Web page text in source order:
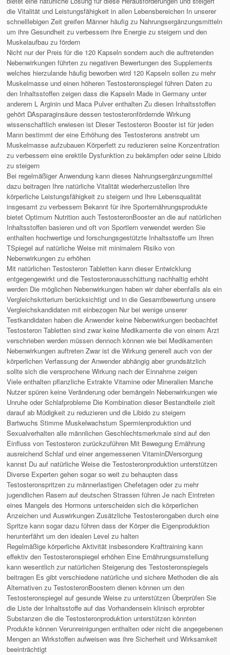
die Vitalität und Leistungsfähigkeit in allen Lebensbereichen In unserer
schnelllebigen Zeit greifen Männer häufig zu Nahrungsergänzungsmitteln
um ihre Gesundheit zu verbessern ihre Energie zu steigern und den
Muskelaufbau zu fördern
Nicht nur der Preis für die 120 Kapseln sondern auch die auftretenden
Nebenwirkungen führten zu negativen Bewertungen des Supplements
welches hierzulande häufig beworben wird 120 Kapseln sollen zu mehr
Muskelmasse und einen höheren Testosteronspiegel führen Daten zu
den Inhaltsstoffen zeigen dass die Kapseln Made in Germany unter
anderem L Arginin und Maca Pulver enthalten Zu diesen Inhaltsstoffen
gehört DAsparaginsäure dessen testosteronfördernde Wirkung
wissenschaftlich erwiesen ist Dieser Testosteron Booster ist für jeden
Mann bestimmt der eine Erhöhung des Testosterons anstrebt um
Muskelmasse aufzubauen Körperfett zu reduzieren seine Konzentration
zu verbessern eine erektile Dysfunktion zu bekämpfen oder seine Libido
zu steigern
Bei regelmäßiger Anwendung kann dieses Nahrungsergänzungsmittel
dazu beitragen Ihre natürliche Vitalität wiederherzustellen Ihre
körperliche Leistungsfähigkeit zu steigern und Ihre Lebensqualität
insgesamt zu verbessern Bekannt für ihre Sporternährungsprodukte
bietet Optimum Nutrition auch TestosteronBooster an die auf natürlichen
Inhaltsstoffen basieren und oft von Sportlern verwendet werden Sie
enthalten hochwertige und forschungsgestützte Inhaltsstoffe um Ihren
TSpiegel auf natürliche Weise mit minimalem Risiko von
Nebenwirkungen zu erhöhen
Mit natürlichen Testosteron Tabletten kann dieser Entwicklung
entgegengewirkt und die Testosteronausschüttung nachhaltig erhöht
werden Die möglichen Nebenwirkungen haben wir daher ebenfalls als ein
Vergleichskriterium berücksichtigt und in die Gesamtbewertung unsere
Vergleichskandidaten mit einbezogen Nur bei wenige unserer
Testkandidaten haben die Anwender keine Nebenwirkungen beobachtet
Testosteron Tabletten sind zwar keine Medikamente die von einem Arzt
verschrieben werden müssen dennoch können wie bei Medikamenten
Nebenwirkungen auftreten Zwar ist die Wirkung generell auch von der
körperlichen Verfassung der Anwender abhängig aber grundsätzlich
sollte sich die versprochene Wirkung nach der Einnahme zeigen
Viele enthalten pflanzliche Extrakte Vitamine oder Mineralien Manche
Nutzer spüren keine Veränderung oder bemängeln Nebenwirkungen wie
Unruhe oder Schlafprobleme Die Kombination dieser Bestandteile zielt
darauf ab Müdigkeit zu reduzieren und die Libido zu steigern
Bartwuchs Stimme Muskelwachstum Spermienproduktion und
Sexualverhalten alle männlichen Geschlechtsmerkmale sind auf den
Einfluss von Testosteron zurückzuführen Mit Bewegung Ernährung
ausreichend Schlaf und einer angemessenen VitaminDVersorgung
kannst Du auf natürliche Weise die Testosteronproduktion unterstützen
Diverse Experten gehen sogar so weit zu behaupten dass
Testosteronspritzen zu männerlastigen Chefetagen oder zu mehr
jugendlichen Rasern auf deutschen Strassen führen Je nach Eintreten
eines Mangels des Hormons unterscheiden sich die körperlichen
Anzeichen und Auswirkungen Zusätzliche Testosterongaben durch eine
Spritze kann sogar dazu führen dass der Körper die Eigenproduktion
herunterfährt um den idealen Level zu halten
Regelmäßige körperliche Aktivität insbesondere Krafttraining kann
effektiv den Testosteronspiegel erhöhen Eine Ernährungsumstellung
kann wesentlich zur natürlichen Steigerung des Testosteronspiegels
beitragen Es gibt verschiedene natürliche und sichere Methoden die als
Alternativen zu TestosteronBoostern dienen können um den
Testosteronspiegel auf gesunde Weise zu unterstützen Überprüfen Sie
die Liste der Inhaltsstoffe auf das Vorhandensein klinisch erprobter
Substanzen die die Testosteronproduktion unterstützen könnten
Produkte können Verunreinigungen enthalten oder nicht die angegebenen
Mengen an Wirkstoffen aufweisen was ihre Sicherheit und Wirksamkeit
beeinträchtigt